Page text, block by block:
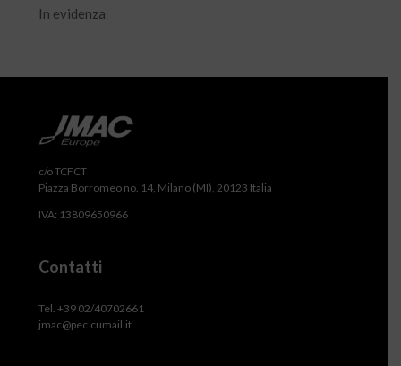
In evidenza
c/o TCFCT
Piazza Borromeo no. 14, Milano (MI), 20123 Italia
IVA: 13809650966
Contatti
Tel. +39 02/40702661
jmac@pec.cumail.it